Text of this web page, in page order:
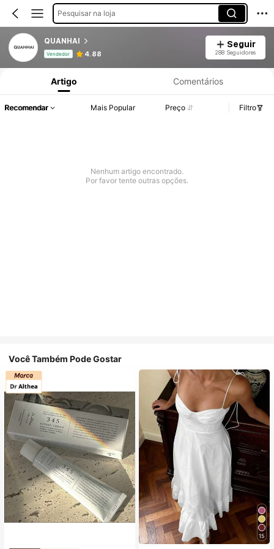
Pesquisar na loja
QUANHAI
Vendedor 4.88
Seguir
288 Seguidores
Informações do Produto: Divulgação de Preço, Vendas e Detalhes de Stock.
Artigo Comentários
Recomendar Mais Popular Preço Filtro
Nenhum artigo encontrado.
Por favor tente outras opções.
Você Também Pode Gostar
15